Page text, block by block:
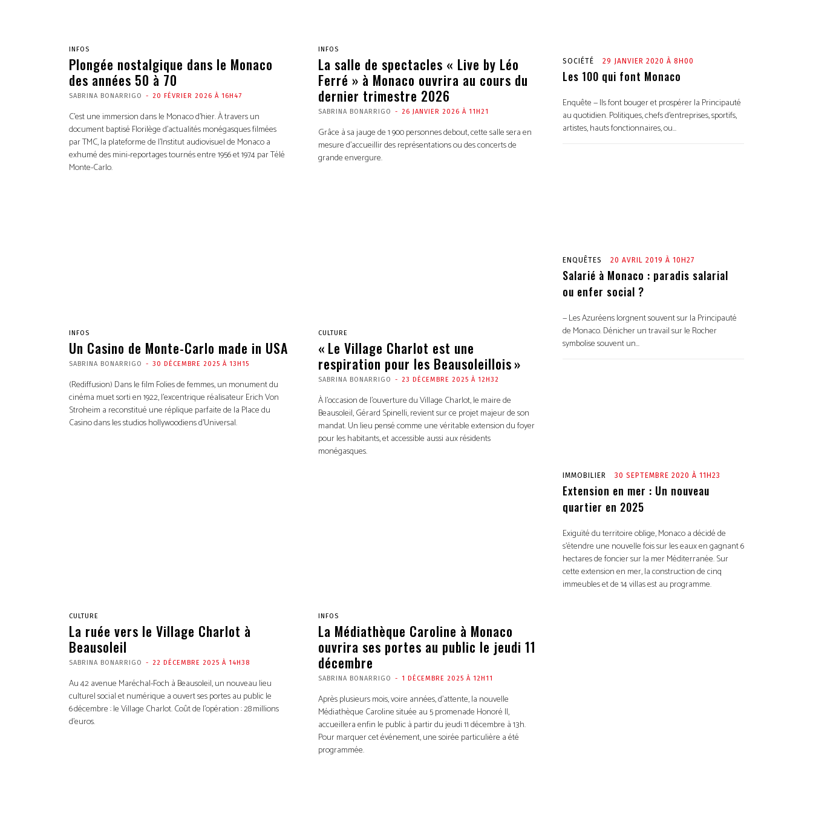
INFOS
Plongée nostalgique dans le Monaco
des années 50 à 70
SABRINA BONARRIGO - 20 FÉVRIER 2026 À 16H47
C’est une immersion dans le Monaco d’hier. À travers un
document baptisé Florilège d’actualités monégasques filmées
par TMC, la plateforme de l’Institut audiovisuel de Monaco a
exhumé des mini-reportages tournés entre 1956 et 1974 par Télé
Monte-Carlo.
INFOS
La salle de spectacles « Live by Léo
Ferré » à Monaco ouvrira au cours du
dernier trimestre 2026
SABRINA BONARRIGO - 26 JANVIER 2026 À 11H21
Grâce à sa jauge de 1 900 personnes debout, cette salle sera en
mesure d’accueillir des représentations ou des concerts de
grande envergure.
INFOS
Un Casino de Monte-Carlo made in USA
SABRINA BONARRIGO - 30 DÉCEMBRE 2025 À 13H15
(Rediffusion) Dans le film Folies de femmes, un monument du
cinéma muet sorti en 1922, l’excentrique réalisateur Erich Von
Stroheim a reconstitué une réplique parfaite de la Place du
Casino dans les studios hollywoodiens d’Universal.
CULTURE
« Le Village Charlot est une
respiration pour les Beausoleillois »
SABRINA BONARRIGO - 23 DÉCEMBRE 2025 À 12H32
À l’occasion de l’ouverture du Village Charlot, le maire de
Beausoleil, Gérard Spinelli, revient sur ce projet majeur de son
mandat. Un lieu pensé comme une véritable extension du foyer
pour les habitants, et accessible aussi aux résidents
monégasques.
CULTURE
La ruée vers le Village Charlot à
Beausoleil
SABRINA BONARRIGO - 22 DÉCEMBRE 2025 À 14H38
Au 42 avenue Maréchal-Foch à Beausoleil, un nouveau lieu
culturel social et numérique a ouvert ses portes au public le
6 décembre : le Village Charlot. Coût de l’opération : 28 millions
d’euros.
INFOS
La Médiathèque Caroline à Monaco
ouvrira ses portes au public le jeudi 11
décembre
SABRINA BONARRIGO - 1 DÉCEMBRE 2025 À 12H11
Après plusieurs mois, voire années, d’attente, la nouvelle
Médiathèque Caroline située au 5 promenade Honoré II,
accueillera enfin le public à partir du jeudi 11 décembre à 13h.
Pour marquer cet événement, une soirée particulière a été
programmée.
SOCIÉTÉ 29 JANVIER 2020 À 8H00
Les 100 qui font Monaco
Enquête — Ils font bouger et prospérer la Principauté
au quotidien. Politiques, chefs d’entreprises, sportifs,
artistes, hauts fonctionnaires, ou...
ENQUÊTES 20 AVRIL 2019 À 10H27
Salarié à Monaco : paradis salarial
ou enfer social ?
— Les Azuréens lorgnent souvent sur la Principauté
de Monaco. Dénicher un travail sur le Rocher
symbolise souvent un...
IMMOBILIER 30 SEPTEMBRE 2020 À 11H23
Extension en mer : Un nouveau
quartier en 2025
Exiguïté du territoire oblige, Monaco a décidé de
s’étendre une nouvelle fois sur les eaux en gagnant 6
hectares de foncier sur la mer Méditerranée. Sur
cette extension en mer, la construction de cinq
immeubles et de 14 villas est au programme.